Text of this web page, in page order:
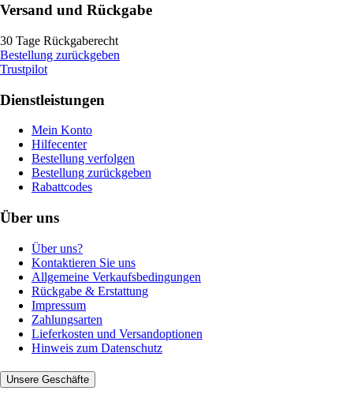
Versand und Rückgabe
30 Tage Rückgaberecht
Bestellung zurückgeben
Trustpilot
Dienstleistungen
Mein Konto
Hilfecenter
Bestellung verfolgen
Bestellung zurückgeben
Rabattcodes
Über uns
Über uns?
Kontaktieren Sie uns
Allgemeine Verkaufsbedingungen
Rückgabe & Erstattung
Impressum
Zahlungsarten
Lieferkosten und Versandoptionen
Hinweis zum Datenschutz
Unsere Geschäfte